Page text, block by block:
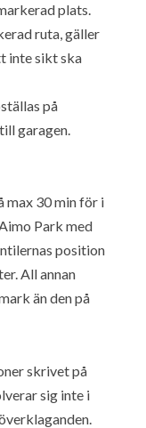
plats.
ruta, gäller
inte sikt ska
på
garagen.
max 30 min för i
Park med
position
All annan
än den på
skrivet på
sig inte i